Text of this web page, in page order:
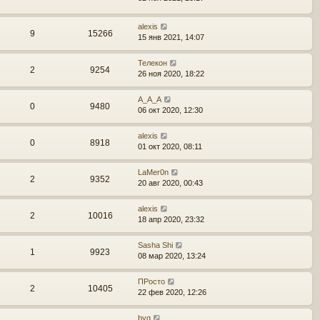
9 15266
alexis
15 янв 2021, 14:07
2 9254
Телекон
26 ноя 2020, 18:22
0 9480
A_A_A
06 окт 2020, 12:30
0 8918
alexis
01 окт 2020, 08:11
2 9352
LaMer0n
20 авг 2020, 00:43
2 10016
alexis
18 апр 2020, 23:32
1 9923
Sasha Shi
08 мар 2020, 13:24
2 10405
ПРосто
22 фев 2020, 12:26
bvg